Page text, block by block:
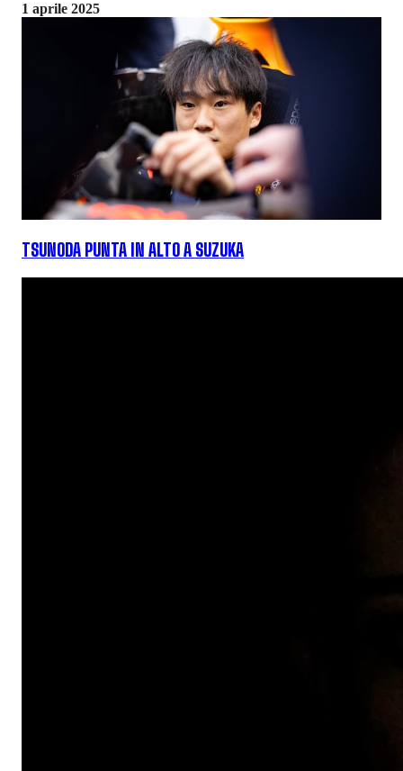
1 aprile 2025
TSUNODA PUNTA IN ALTO A SUZUKA